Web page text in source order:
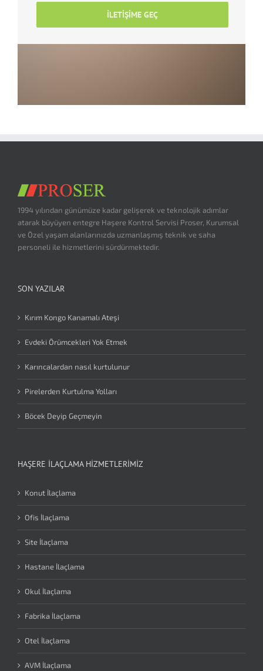
İLETIŞIME GEÇ
1994 yılından günümüze kadar gelişerek ve teknolojik adımlar
atarak büyüyen entegre Haşere Kontrol Servisi Proser, Kurumsal
ve Özel yaşam alanlarınızda uzmanlaşmış teknik ve saha
personeli ile hizmetlerini sürdürmektedir.
SON YAZILAR
Kırım Kongo Kanamalı Ateşi
Evdeki Örümcekleri Yok Etmek
Karıncalardan nasıl kurtulunur
Pirelerden Kurtulma Yolları
Böcek Deyip Geçmeyin
HAŞERE İLAÇLAMA HIZMETLERIMIZ
Konut İlaçlama
Ofis İlaçlama
Site İlaçlama
Hastane İlaçlama
Okul İlaçlama
Fabrika İlaçlama
Otel İlaçlama
AVM İlaçlama